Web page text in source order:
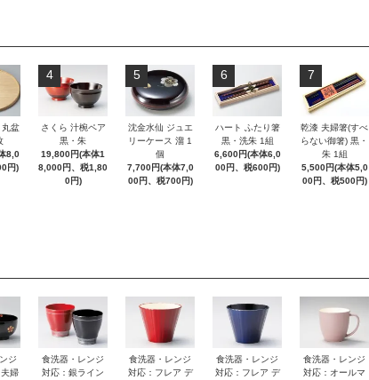
丸盆
8,0
円)
4
さくら 汁椀ペア
黒・朱
19,800円(本体1
8,000円、税1,80
0円)
5
沈金水仙 ジュエ
リーケース 溜 1
個
7,700円(本体7,0
00円、税700円)
6
ハート ふたり箸
黒・洗朱 1組
6,600円(本体6,0
00円、税600円)
7
乾漆 夫婦箸(すべ
らない御箸) 黒・
朱 1組
5,500円(本体5,0
00円、税500円)
ジ
婦
食洗器・レンジ
対応：銀ライン
食洗器・レンジ
対応：フレア デ
食洗器・レンジ
対応：フレア デ
食洗器・レンジ
対応：オールマ